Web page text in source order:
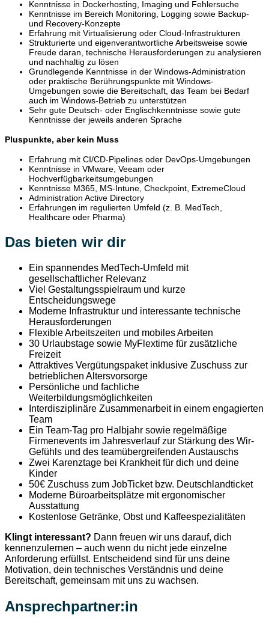
Kenntnisse in Dockerhosting, Imaging und Fehlersuche
Kenntnisse im Bereich Monitoring, Logging sowie Backup-
und Recovery-Konzepte
Erfahrung mit Virtualisierung oder Cloud-Infrastrukturen
Strukturierte und eigenverantwortliche Arbeitsweise sowie
Freude daran, technische Herausforderungen zu analysieren
und nachhaltig zu lösen
Grundlegende Kenntnisse in der Windows-Administration
oder praktische Berührungspunkte mit Windows-
Umgebungen sowie die Bereitschaft, das Team bei Bedarf
auch im Windows-Betrieb zu unterstützen
Sehr gute Deutsch- oder Englischkenntnisse sowie gute
Kenntnisse der jeweils anderen Sprache
Pluspunkte, aber kein Muss
Erfahrung mit CI/CD-Pipelines oder DevOps-Umgebungen
Kenntnisse in VMware, Veeam oder
Hochverfügbarkeitsumgebungen
Kenntnisse M365, MS-Intune, Checkpoint, ExtremeCloud
Administration Active Directory
Erfahrungen im regulierten Umfeld (z. B. MedTech,
Healthcare oder Pharma)
Das bieten wir dir
Ein spannendes MedTech-Umfeld mit
gesellschaftlicher Relevanz
Viel Gestaltungsspielraum und kurze
Entscheidungswege
Moderne Infrastruktur und interessante technische
Herausforderungen
Flexible Arbeitszeiten und mobiles Arbeiten
30 Urlaubstage sowie MyFlextime für zusätzliche
Freizeit
Attraktives Vergütungspaket inklusive Zuschuss zur
betrieblichen Altersvorsorge
Persönliche und fachliche
Weiterbildungsmöglichkeiten
Interdisziplinäre Zusammenarbeit in einem engagierten
Team
Ein Team-Tag pro Halbjahr sowie regelmäßige
Firmenevents im Jahresverlauf zur Stärkung des Wir-
Gefühls und des teamübergreifenden Austauschs
Zwei Karenztage bei Krankheit für dich und deine
Kinder
50€ Zuschuss zum JobTicket bzw. Deutschlandticket
Moderne Büroarbeitsplätze mit ergonomischer
Ausstattung
Kostenlose Getränke, Obst und Kaffeespezialitäten
Klingt interessant? Dann freuen wir uns darauf, dich
kennenzulernen – auch wenn du nicht jede einzelne
Anforderung erfüllst. Entscheidend sind für uns deine
Motivation, dein technisches Verständnis und deine
Bereitschaft, gemeinsam mit uns zu wachsen.
Ansprechpartner:in